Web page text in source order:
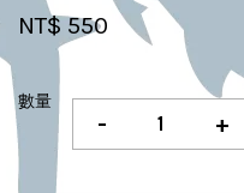
NT$ 550
數量
- +